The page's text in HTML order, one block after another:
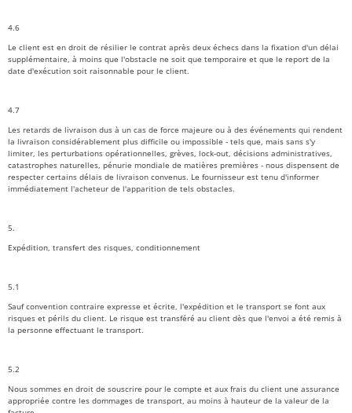
4.6
Le client est en droit de résilier le contrat après deux échecs dans la fixation d'un délai
supplémentaire, à moins que l'obstacle ne soit que temporaire et que le report de la
date d'exécution soit raisonnable pour le client.
4.7
Les retards de livraison dus à un cas de force majeure ou à des événements qui rendent
la livraison considérablement plus difficile ou impossible - tels que, mais sans s'y
limiter, les perturbations opérationnelles, grèves, lock-out, décisions administratives,
catastrophes naturelles, pénurie mondiale de matières premières - nous dispensent de
respecter certains délais de livraison convenus. Le fournisseur est tenu d'informer
immédiatement l'acheteur de l'apparition de tels obstacles.
5.
Expédition, transfert des risques, conditionnement
5.1
Sauf convention contraire expresse et écrite, l'expédition et le transport se font aux
risques et périls du client. Le risque est transféré au client dès que l'envoi a été remis à
la personne effectuant le transport.
5.2
Nous sommes en droit de souscrire pour le compte et aux frais du client une assurance
appropriée contre les dommages de transport, au moins à hauteur de la valeur de la